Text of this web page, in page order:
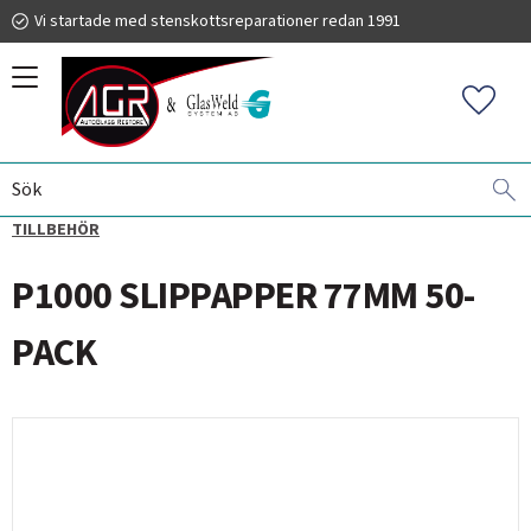
Vi startade med stenskottsreparationer redan 1991
STRÅLKASTARRESTAURERING
TILLBEHÖR
P1000 SLIPPAPPER 77MM 50-
PACK
019 225 220
info@autoglassrestore.se